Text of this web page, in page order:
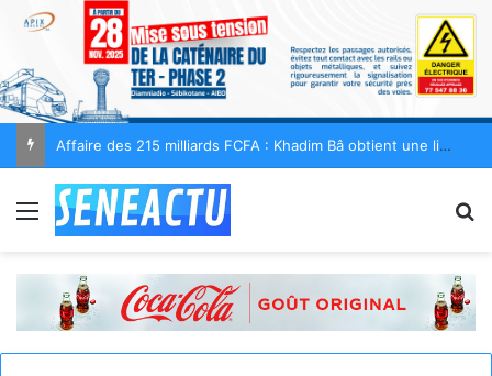
Affaire des 215 milliards FCFA : Khadim Bâ obtient une liberté provisoire
Menu